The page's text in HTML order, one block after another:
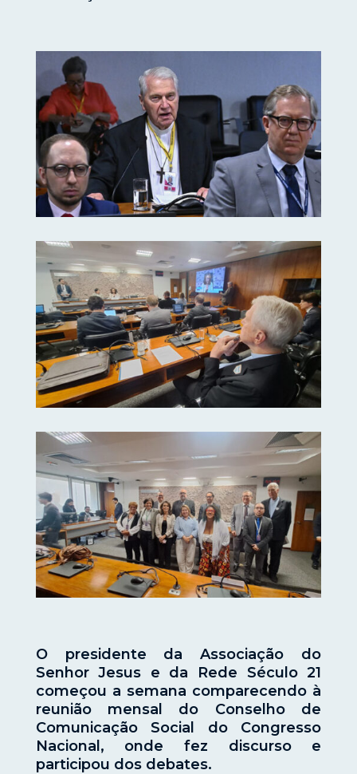
O presidente da Associação do
Senhor Jesus e da Rede Século 21
começou a semana comparecendo à
reunião mensal do Conselho de
Comunicação Social do Congresso
Nacional, onde fez discurso e
participou dos debates.